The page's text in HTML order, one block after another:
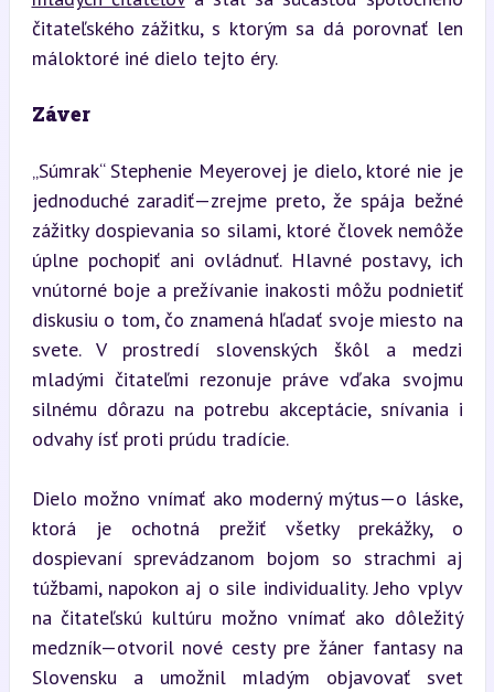
čitateľského zážitku, s ktorým sa dá porovnať len
máloktoré iné dielo tejto éry.
Záver
„Súmrak“ Stephenie Meyerovej je dielo, ktoré nie je
jednoduché zaradiť—zrejme preto, že spája bežné
zážitky dospievania so silami, ktoré človek nemôže
úplne pochopiť ani ovládnuť. Hlavné postavy, ich
vnútorné boje a prežívanie inakosti môžu podnietiť
diskusiu o tom, čo znamená hľadať svoje miesto na
svete. V prostredí slovenských škôl a medzi
mladými čitateľmi rezonuje práve vďaka svojmu
silnému dôrazu na potrebu akceptácie, snívania i
odvahy ísť proti prúdu tradície.
Dielo možno vnímať ako moderný mýtus—o láske,
ktorá je ochotná prežiť všetky prekážky, o
dospievaní sprevádzanom bojom so strachmi aj
túžbami, napokon aj o sile individuality. Jeho vplyv
na čitateľskú kultúru možno vnímať ako dôležitý
medzník—otvoril nové cesty pre žáner fantasy na
Slovensku a umožnil mladým objavovať svet